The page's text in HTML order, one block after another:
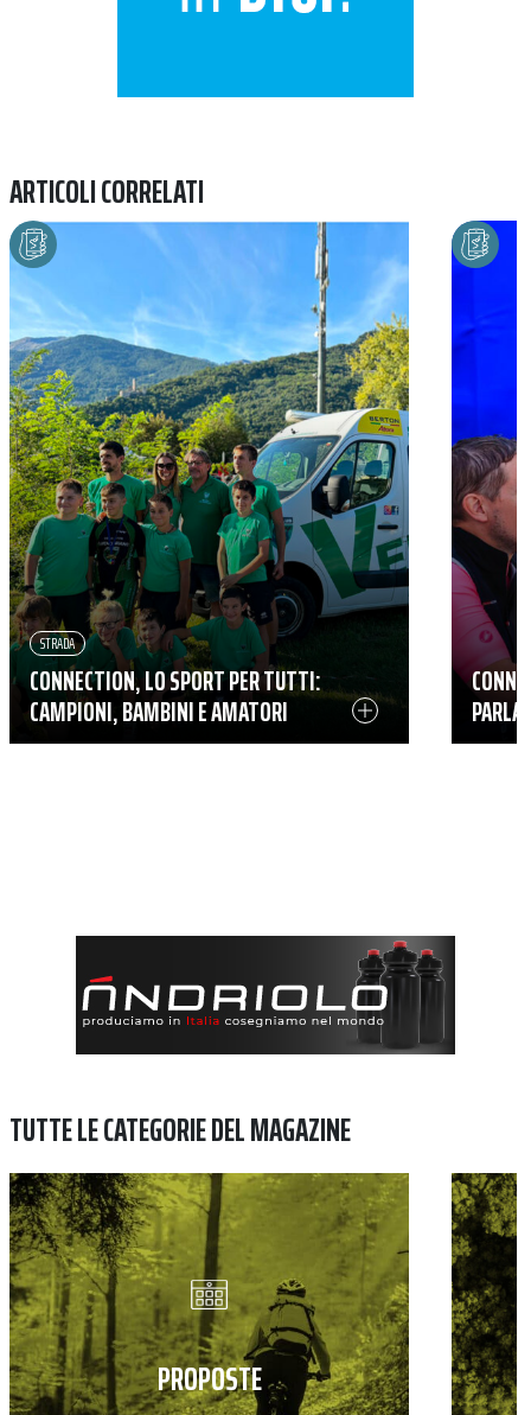
ARTICOLI CORRELATI
CONNECTION, LO SPORT PER TUTTI:
CAMPIONI, BAMBINI E AMATORI
STRADA
PARLA
TUTTE LE CATEGORIE DEL MAGAZINE
PROPOSTE